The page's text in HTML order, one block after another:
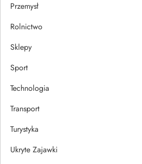
Przemysł
Rolnictwo
Sklepy
Sport
Technologia
Transport
Turystyka
Ukryte Zajawki